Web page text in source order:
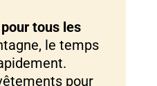
tous les
le temps
pour